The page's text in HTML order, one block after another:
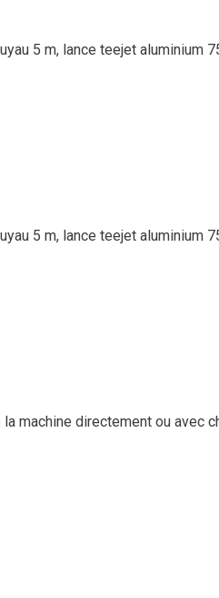
5 m, lance teejet aluminium
5 m, lance teejet aluminium
machine directement ou avec